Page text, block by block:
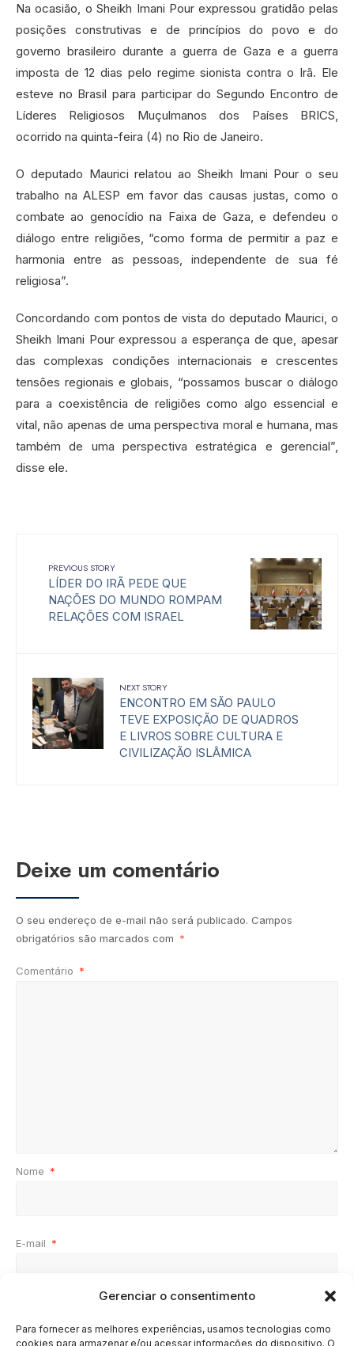
Gerenciar o consentimento
Para fornecer as melhores experiências, usamos tecnologias como
cookies para armazenar e/ou acessar informações do dispositivo. O
Na ocasião, o Sheikh Imani Pour expressou gratidão pelas
posições construtivas e de princípios do povo e do
governo brasileiro durante a guerra de Gaza e a guerra
imposta de 12 dias pelo regime sionista contra o Irã. Ele
esteve no Brasil para participar do Segundo Encontro de
Líderes Religiosos Muçulmanos dos Países BRICS,
ocorrido na quinta-feira (4) no Rio de Janeiro.
O deputado Maurici relatou ao Sheikh Imani Pour o seu
trabalho na ALESP em favor das causas justas, como o
combate ao genocídio na Faixa de Gaza, e defendeu o
diálogo entre religiões, “como forma de permitir a paz e
harmonia entre as pessoas, independente de sua fé
religiosa”.
Concordando com pontos de vista do deputado Maurici, o
Sheikh Imani Pour expressou a esperança de que, apesar
das complexas condições internacionais e crescentes
tensões regionais e globais, “possamos buscar o diálogo
para a coexistência de religiões como algo essencial e
vital, não apenas de uma perspectiva moral e humana, mas
também de uma perspectiva estratégica e gerencial”,
disse ele.
PREVIOUS STORY
LÍDER DO IRÃ PEDE QUE
NAÇÕES DO MUNDO ROMPAM
RELAÇÕES COM ISRAEL
NEXT STORY
ENCONTRO EM SÃO PAULO
TEVE EXPOSIÇÃO DE QUADROS
E LIVROS SOBRE CULTURA E
CIVILIZAÇÃO ISLÂMICA
Deixe um comentário
O seu endereço de e-mail não será publicado. Campos
obrigatórios são marcados com *
Comentário *
Nome *
E-mail *